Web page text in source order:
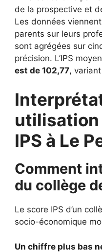
de la prospective et
Les données
parents sur leurs
sont agrégées sur
précision. L’IPS
est de 102,77,
utilisation
IPS à Le
Comment
du collège
Le score IPS d’un
socio-économique
Un chiffre plus bas